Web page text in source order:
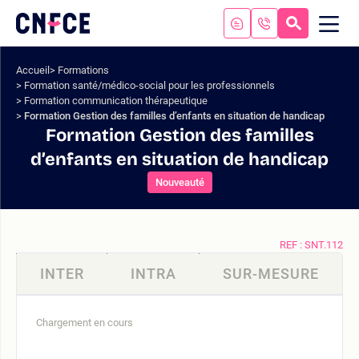
contenu
menu
Aller
recherche
Logo
site
Accueil
Formations
Formation santé/médico-social pour les professionnels
Formation communication thérapeutique
Formation Gestion des familles d’enfants en situation de handicap
Nouveauté
Formation Gestion des familles
d’enfants en situation de handicap
REF : SNT.112
INTER INTRA SUR-MESURE